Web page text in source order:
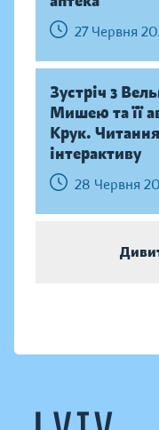
27 Червня
Зустріч з
Мишею та її
Крук.
інтерактиву
28 Червня